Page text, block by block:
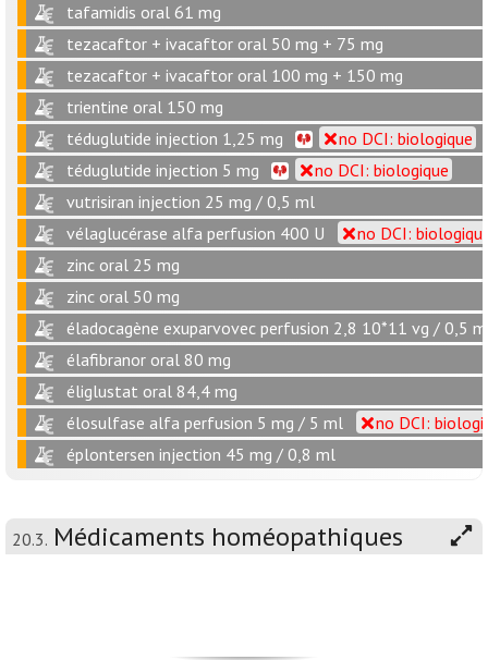
tafamidis oral 61 mg
tezacaftor + ivacaftor oral 50 mg + 75 mg
tezacaftor + ivacaftor oral 100 mg + 150 mg
trientine oral 150 mg
téduglutide injection 1,25 mg
no DCI: biologique
téduglutide injection 5 mg
no DCI: biologique
vutrisiran injection 25 mg / 0,5 ml
vélaglucérase alfa perfusion 400 U
no DCI:
zinc oral 25 mg
zinc oral 50 mg
éladocagène exuparvovec perfusion 2,8 10*11 vg / 0,5
élafibranor oral 80 mg
éliglustat oral 84,4 mg
élosulfase alfa perfusion 5 mg / 5 ml
no DCI:
éplontersen injection 45 mg / 0,8 ml
20.3. Médicaments homéopathiques